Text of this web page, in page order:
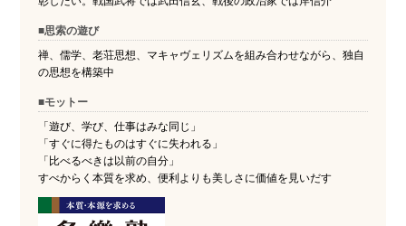
■思索の遊び
禅、儒学、老荘思想、マキャヴェリズムを組み合わせながら、独自
の思想を構築中
■モットー
「遊び、学び、仕事はみな同じ」
「すぐに得たものはすぐに失われる」
「比べるべきは以前の自分」
すべからく本質を求め、便利よりも美しさに価値を見いだす